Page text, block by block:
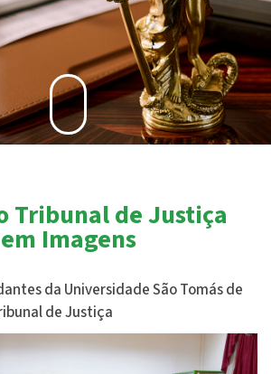
Tribunal de Justiça
Imagens
da Universidade São Tomás de
de Justiça